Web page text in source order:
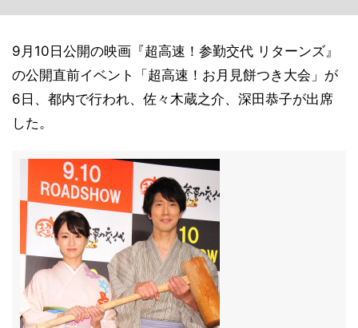
9月10日公開の映画『超高速！参勤交代 リターンズ』
の公開直前イベント「超高速！お月見餅つき大会」が
6日、都内で行われ、佐々木蔵之介、深田恭子が出席
した。